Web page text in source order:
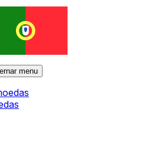
menu